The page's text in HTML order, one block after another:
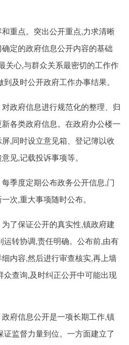
重点。突出公开重点,力求清晰
定的政府信息公开内容的基础
关心,与群众关系最密切的工作作
及时公开政府工作办事结果。
政府信息进行规范化的整理、归
各类政府信息。在政府办公楼一
,同时设立意见箱、登记簿以收
见,记载投诉事项等。
季度定期公布政务公开信息,门
次,重大事项随时公布。
了保证公开的真实性,镇政府建
运转协调,责任明确。公布前,由有
内容,然后进行审查核实,再上墙
查询,及时纠正公开中可能出现
府信息公开是一项长期工作,镇
监督力量到位。一方面建立了